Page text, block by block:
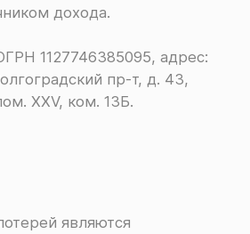
дохода.
1127746385095, адрес:
пр-т, д. 43,
XXV, ком. 13Б.
являются